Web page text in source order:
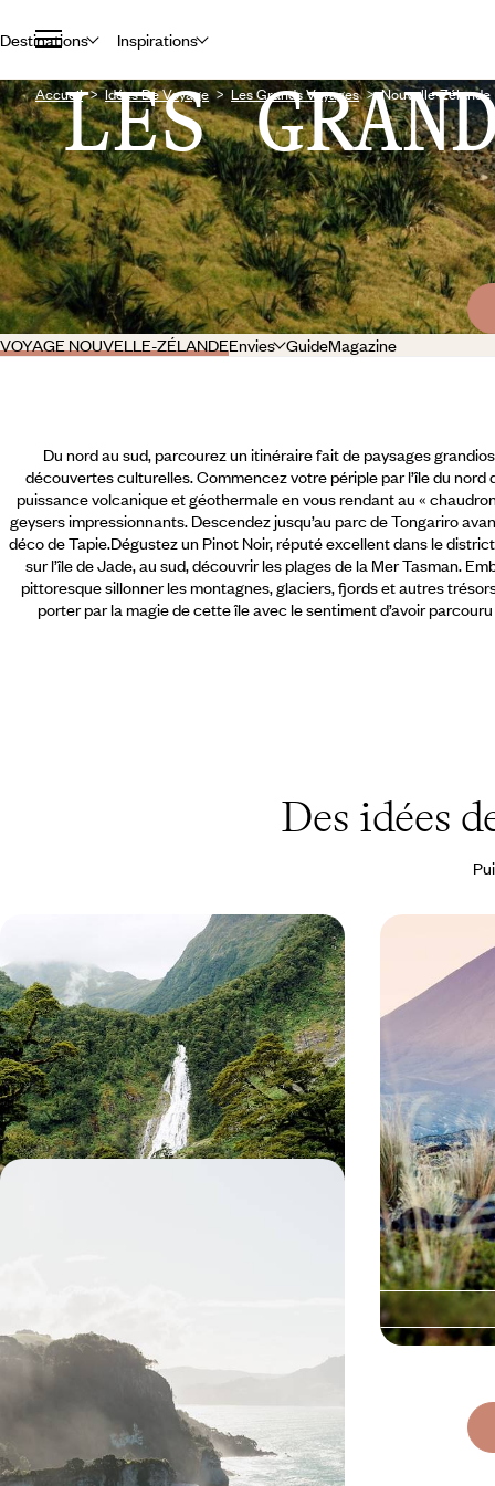
Destinations Inspirations
Accueil Idées De Voyage Les Grands Voyages Nouvelle-Zélande
LES
VOYAGE NOUVELLE-ZÉLANDEEnvies GuideMagazine
Du nord au sud, parcourez un itinéraire fait de paysages
découvertes culturelles. Commencez votre périple par l’île du nord
puissance volcanique et géothermale en vous rendant au «
geysers impressionnants. Descendez jusqu’au parc de Tongariro
déco de Tapie.Dégustez un Pinot Noir, réputé excellent dans le
sur l’île de Jade, au sud, découvrir les plages de la Mer Tasman.
pittoresque sillonner les montagnes,glaciers, fjords et autres
porter par la magie de cette île avec le sentiment d’avoir
Des idées
D’Auckland à Queenstown - La
Nouvelle-Zélande grandeur nature
Du lac de Rotorua aux volcans de Whakapapa,
de Fox Glacier au parc Fiordland : à chaque
escale, des paysages spectaculaires
17 jours, de 5900 à 8000 $ CA
Contraste
Nouvelle-
De mai à
17 jours, de 7200
24 jours, de 11900 à 14600 $ CA